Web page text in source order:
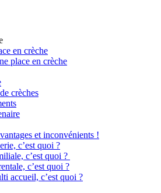
en crèche
place en crèche
crèches
et inconvénients !
c’est quoi ?
c’est quoi ?
c’est quoi ?
accueil, c’est quoi ?